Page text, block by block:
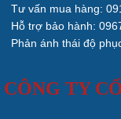
Tư vấn mua hàng:
Hỗ trợ bảo hành:
Phản ánh thái độ
CÔNG TY